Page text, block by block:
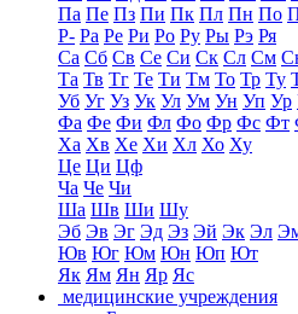
Па Пе Пз Пи Пк Пл Пн По
Р- Ра Ре Ри Ро Ру Ры Рэ Ря
Са Сб Св Се Си Ск Сл См
Та Тв Тг Те Ти Тм То Тр Ту
Уб Уг Уз Ук Ул Ум Ун Уп Ур
Фа Фе Фи Фл Фо Фр Фс Фт
Ха Хв Хе Хи Хл Хо Ху
Це Ци Цф
Ча Че Чи
Ша Шв Ши Шу
Эб Эв Эг Эд Эз Эй Эк Эл
Юв Юг Юм Юн Юп Ют
Як Ям Ян Яр Яс
медицинские учреждения